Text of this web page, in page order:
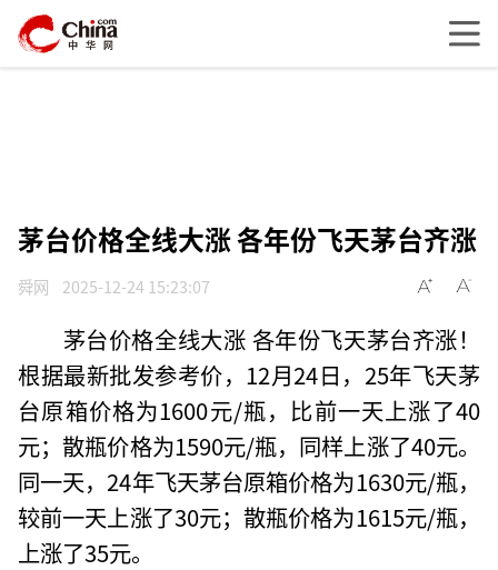
茅台价格全线大涨 各年份飞天茅台齐涨
舜网 2025-12-24 15:23:07
茅台价格全线大涨 各年份飞天茅台齐涨！
根据最新批发参考价，12月24日，25年飞天茅
台原箱价格为1600元/瓶，比前一天上涨了40
元；散瓶价格为1590元/瓶，同样上涨了40元。
同一天，24年飞天茅台原箱价格为1630元/瓶，
较前一天上涨了30元；散瓶价格为1615元/瓶，
上涨了35元。